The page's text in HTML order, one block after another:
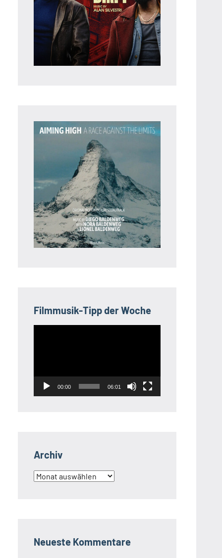
Filmmusik-Tipp der Woche
00:00 06:01
Archiv
Archiv
Neueste Kommentare